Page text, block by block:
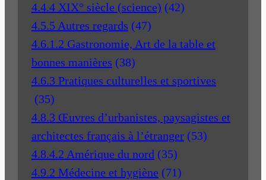
4.4.4 XIX° siècle (science) (42)
4.5.5 Autres regards (47)
4.6.1.2 Gastronomie, Art de la table et
bonnes manières (38)
4.6.3 Pratiques culturelles et sportives
(35)
4.8.3 Œuvres d’urbanistes, paysagistes et
architectes français à l’étranger (53)
4.8.4.2 Amérique du nord (35)
4.9.2 Médecine et hygiène (71)